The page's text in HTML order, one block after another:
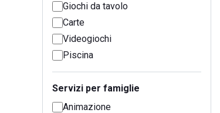
Giochi da tavolo
Carte
Videogiochi
Piscina
Servizi per famiglie
Animazione